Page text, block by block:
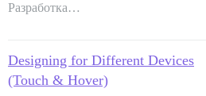
Разработка…
Designing for Different Devices
(Touch & Hover)